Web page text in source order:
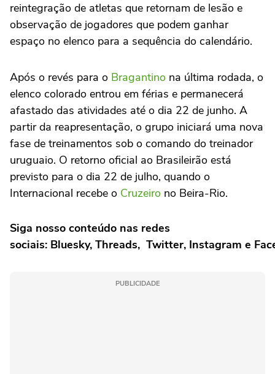
reintegração de atletas que retornam de lesão e
observação de jogadores que podem ganhar
espaço no elenco para a sequência do calendário.
Após o revés para o Bragantino na última rodada, o
elenco colorado entrou em férias e permanecerá
afastado das atividades até o dia 22 de junho. A
partir da reapresentação, o grupo iniciará uma nova
fase de treinamentos sob o comando do treinador
uruguaio. O retorno oficial ao Brasileirão está
previsto para o dia 22 de julho, quando o
Internacional recebe o Cruzeiro no Beira-Rio.
Siga nosso conteúdo nas redes
sociais: Bluesky, Threads, Twitter, Instagram e
PUBLICIDADE